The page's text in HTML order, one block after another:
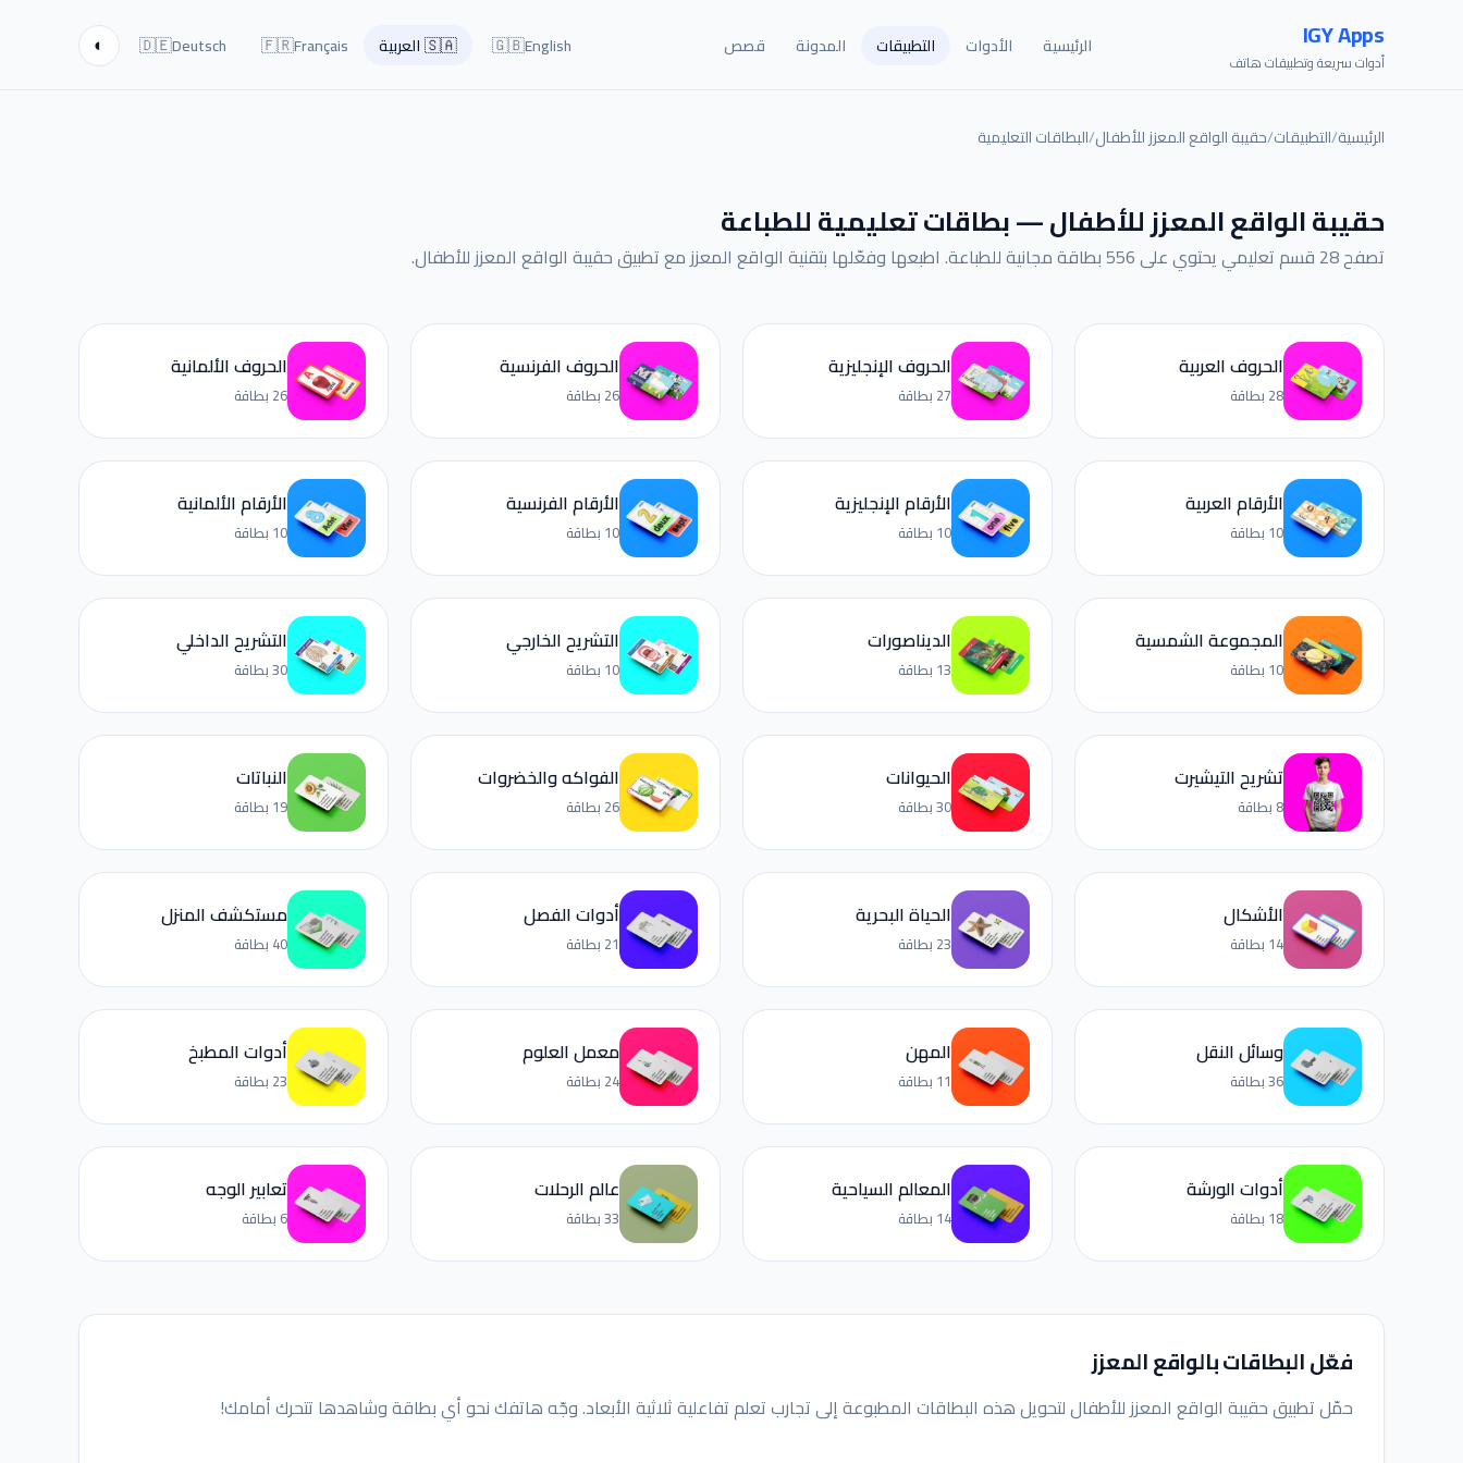
IGY Apps
أدوات سريعة وتطبيقات هاتف
الرئيسية الأدوات التطبيقات المدونة قصص 🇬🇧English
🇸🇦العربية 🇫🇷Français
🇩🇪Deutsch
◐
الرئيسية/التطبيقات/حقيبة الواقع المعزز للأطفال/البطاقات التعليمية
حقيبة الواقع المعزز للأطفال — بطاقات تعليمية للطباعة
تصفح 28 قسم تعليمي يحتوي على 556 بطاقة مجانية للطباعة. اطبعها وفعّلها بتقنية الواقع المعزز مع تطبيق حقيبة الواقع المعزز للأطفال.
الحروف العربية
28 بطاقة
الحروف الإنجليزية
27 بطاقة
الحروف الفرنسية
26 بطاقة
الحروف الألمانية
26 بطاقة
الأرقام العربية
10 بطاقة
الأرقام الإنجليزية
10 بطاقة
الأرقام الفرنسية
10 بطاقة
الأرقام الألمانية
10 بطاقة
المجموعة الشمسية
10 بطاقة
الديناصورات
13 بطاقة
التشريح الخارجي
10 بطاقة
التشريح الداخلي
30 بطاقة
تشريح التيشيرت
8 بطاقة
الحيوانات
30 بطاقة
الفواكه والخضروات
26 بطاقة
النباتات
19 بطاقة
الأشكال
14 بطاقة
الحياة البحرية
23 بطاقة
أدوات الفصل
21 بطاقة
مستكشف المنزل
40 بطاقة
وسائل النقل
36 بطاقة
المهن
11 بطاقة
معمل العلوم
24 بطاقة
أدوات المطبخ
23 بطاقة
أدوات الورشة
18 بطاقة
المعالم السياحية
14 بطاقة
عالم الرحلات
33 بطاقة
تعابير الوجه
6 بطاقة
فعّل البطاقات بالواقع المعزز
حمّل تطبيق حقيبة الواقع المعزز للأطفال لتحويل هذه البطاقات المطبوعة إلى تجارب تعلم تفاعلية ثلاثية الأبعاد. وجّه هاتفك نحو أي بطاقة وشاهدها تتحرك أمامك!